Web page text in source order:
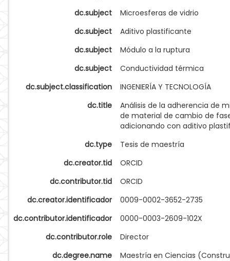
dc.subject
Microesferas de vidrio
dc.subject
Aditivo plastificante
dc.subject
Módulo a la ruptura
dc.subject
Conductividad térmica
dc.subject.classification
INGENIERÍA Y TECNOLOGÍA
dc.title
Análisis de la adherencia de
de material de cambio de
adicionando con aditivo
dc.type
Tesis de maestría
dc.creator.tid
ORCID
dc.contributor.tid
ORCID
dc.creator.identificador
0009-0002-3652-2735
dc.contributor.identificador
0000-0003-2609-102X
dc.contributor.role
Director
dc.degree.name
Maestría en Ciencias